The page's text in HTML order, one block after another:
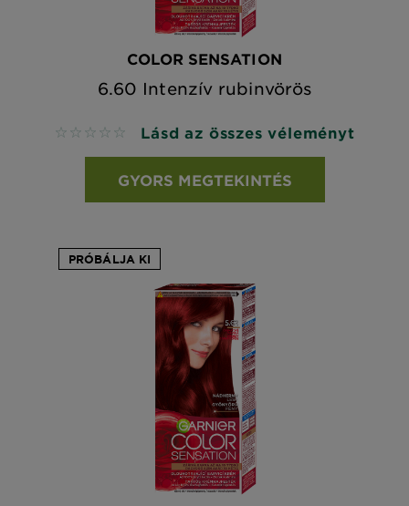
COLOR SENSATION
6.60 Intenzív rubinvörös
No reviews Lásd az összes véleményt
GYORS MEGTEKINTÉS
PRÓBÁLJA KI